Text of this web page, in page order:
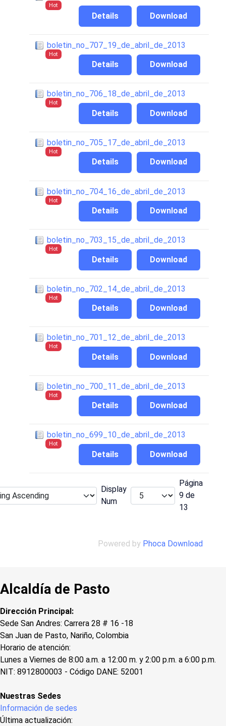
Hot
Download
Details
boletin_no_707_19_de_abril_de_2013
Hot
Download
Details
boletin_no_706_18_de_abril_de_2013
Hot
Download
Details
boletin_no_705_17_de_abril_de_2013
Hot
Download
Details
boletin_no_704_16_de_abril_de_2013
Hot
Download
Details
boletin_no_703_15_de_abril_de_2013
Hot
Download
Details
boletin_no_702_14_de_abril_de_2013
Hot
Download
Details
boletin_no_701_12_de_abril_de_2013
Hot
Download
Details
boletin_no_700_11_de_abril_de_2013
Hot
Download
Details
boletin_no_699_10_de_abril_de_2013
Hot
Download
Details
Display
Num
Página
9 de
13
Powered by Phoca Download
Alcaldía de Pasto
Dirección Principal:
Sede San Andres: Carrera 28 # 16 -18
San Juan de Pasto, Nariño, Colombia
Horario de atención:
Lunes a Viernes de 8:00 a.m. a 12:00 m. y 2:00 p.m. a 6:00 p.m.
NIT: 8912800003 - Código DANE: 52001
Nuestras Sedes
Información de sedes
Última actualización: